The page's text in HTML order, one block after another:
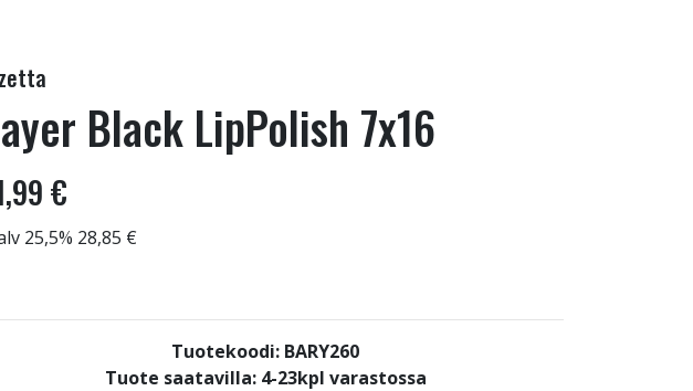
Black LipPolish 7x16
€
25,5% 28,85 €
Tuotekoodi: BARY260
Tuote saatavilla: 4-23kpl varastossa